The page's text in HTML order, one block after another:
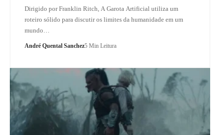
Dirigido por Franklin Ritch, A Garota Artificial utiliza um
roteiro sólido para discutir os limites da humanidade em um
mundo…
André Quental Sanchez5 Min Leitura